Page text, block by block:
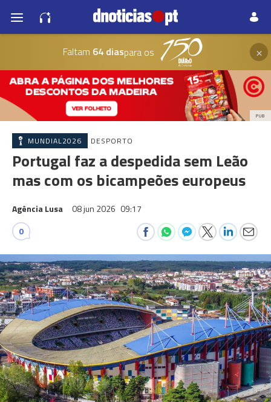
Faltam 64 diaspara os ×
PUB
MUNDIAL2026 DESPORTO
Portugal faz a despedida sem Leão
mas com os bicampeões europeus
Agência Lusa 08 jun 2026 09:17
0